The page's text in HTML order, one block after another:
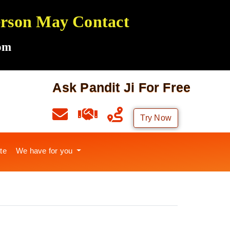
May Contact
Ask Pandit Ji For Free
Try Now
We have for you